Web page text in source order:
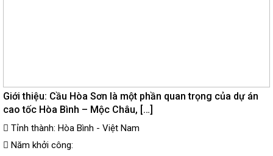
Giới thiệu: Cầu Hòa Sơn là một phần quan trọng của dự án
cao tốc Hòa Bình – Mộc Châu, […]
Tỉnh thành: Hòa Bình - Việt Nam
Năm khởi công: